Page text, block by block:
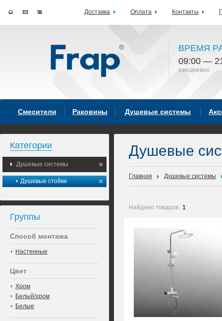
ВРЕМЯ
09:00 —
ежедневно
Смесители Раковины Душевые системы
Категории
Душевые системы
Душевые стойки
Группы
Способ монтажа
Настенные
Цвет
Хром
Белый/хром
Белые
Душевые
Главная Душевые системы
Найдено товаров: 1
Доставка Оплата Контакты